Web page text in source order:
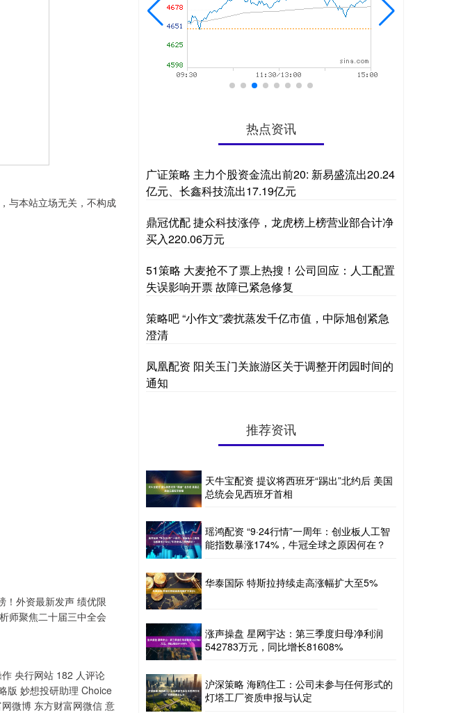
与本站立场无关，不构成
！外资最新发声 绩优限
师聚焦二十届三中全会
央行网站 182 人评论
版 妙想投研助理 Choice
微博 东方财富网微信 意
热点资讯
广证策略 主力个股资金流出前20: 新易盛流出20.24
亿元、长鑫科技流出17.19亿元
鼎冠优配 捷众科技涨停，龙虎榜上榜营业部合计净
买入220.06万元
51策略 大麦抢不了票上热搜！公司回应：人工配置
失误影响开票 故障已紧急修复
策略吧 “小作文”袭扰蒸发千亿市值，中际旭创紧急
澄清
凤凰配资 阳关玉门关旅游区关于调整开闭园时间的
通知
推荐资讯
天牛宝配资 提议将西班牙“踢出”北约后 美国
总统会见西班牙首相
瑶鸿配资 “9·24行情”一周年：创业板人工智
能指数暴涨174%，牛冠全球之原因何在？
华泰国际 特斯拉持续走高涨幅扩大至5%
涨声操盘 星网宇达：第三季度归母净利润
542783万元，同比增长81608%
沪深策略 海鸥住工：公司未参与任何形式的
灯塔工厂资质申报与认定